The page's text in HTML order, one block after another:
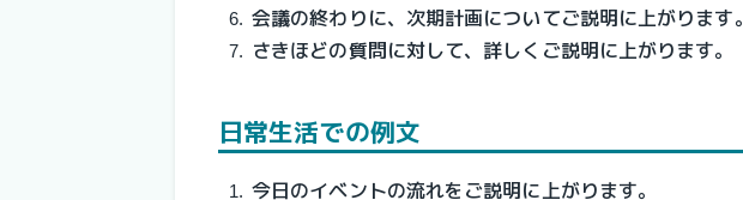
会議の終わりに、次期計画についてご説明に上がります。
さきほどの質問に対して、詳しくご説明に上がります。
日常生活での例文
今日のイベントの流れをご説明に上がります。